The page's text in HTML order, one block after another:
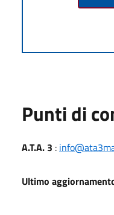
Punti di
A.T.A. 3 :
Ultimo